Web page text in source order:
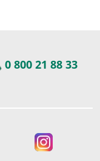
0 800 21 88 33